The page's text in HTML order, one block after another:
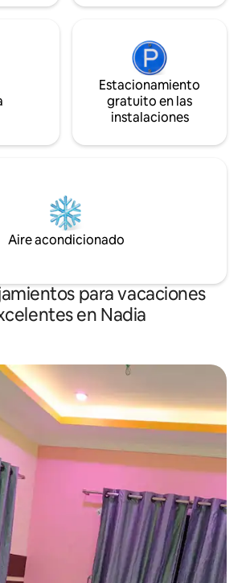
Estacionamiento
gratuito en las
instalaciones
Aire acondicionado
para vacaciones
en Nadia